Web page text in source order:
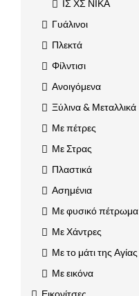
ΙΣ ΧΣ ΝΙΚΑ
Γυάλινοι
Πλεκτά
Φίλντισι
Ανοιγόμενα
Ξύλινα & Μεταλλικά
Με πέτρες
Με Στρας
Πλαστικά
Ασημένια
Με φυσικό πέτρωμα
Με Χάντρες
Με το μάτι της Αγίας
Με εικόνα
Εικονίτσες